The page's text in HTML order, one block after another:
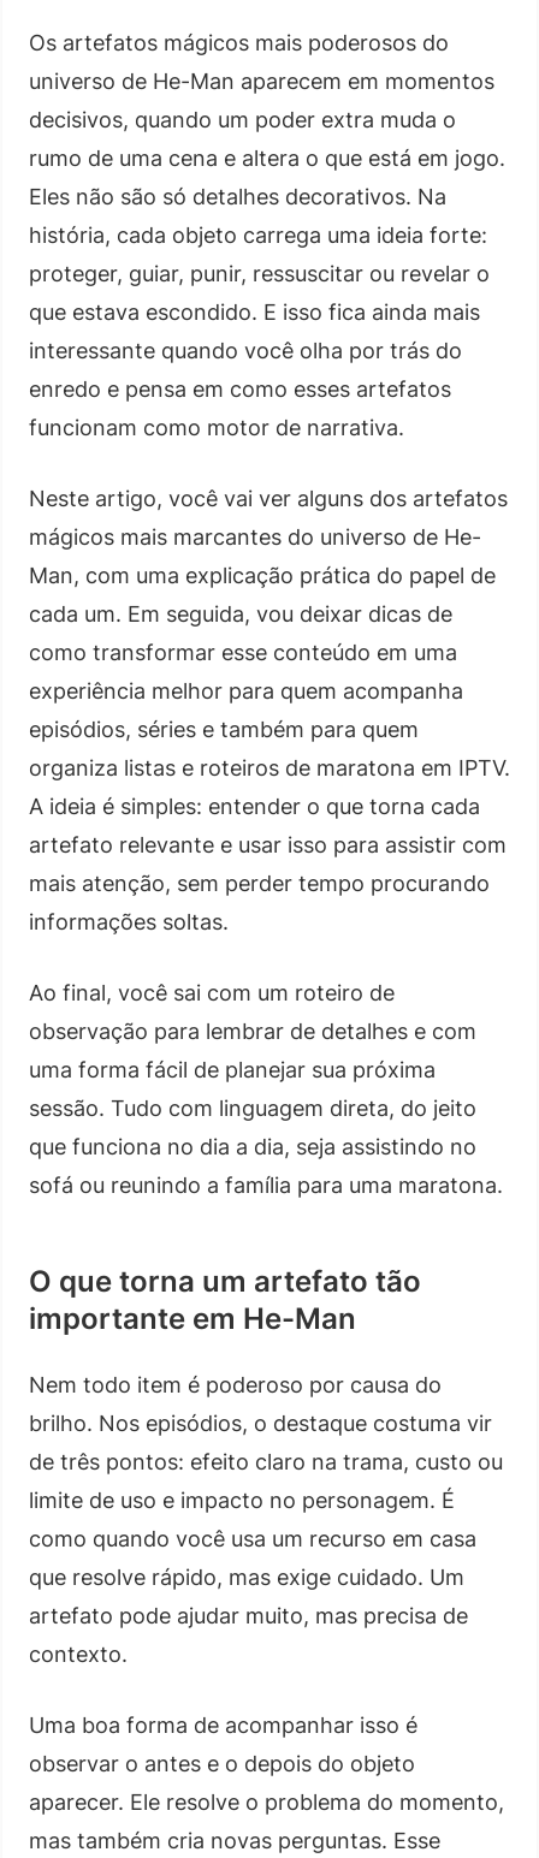
Os artefatos mágicos mais poderosos do
universo de He-Man aparecem em momentos
decisivos, quando um poder extra muda o
rumo de uma cena e altera o que está em jogo.
Eles não são só detalhes decorativos. Na
história, cada objeto carrega uma ideia forte:
proteger, guiar, punir, ressuscitar ou revelar o
que estava escondido. E isso fica ainda mais
interessante quando você olha por trás do
enredo e pensa em como esses artefatos
funcionam como motor de narrativa.
Neste artigo, você vai ver alguns dos artefatos
mágicos mais marcantes do universo de He-
Man, com uma explicação prática do papel de
cada um. Em seguida, vou deixar dicas de
como transformar esse conteúdo em uma
experiência melhor para quem acompanha
episódios, séries e também para quem
organiza listas e roteiros de maratona em IPTV.
A ideia é simples: entender o que torna cada
artefato relevante e usar isso para assistir com
mais atenção, sem perder tempo procurando
informações soltas.
Ao final, você sai com um roteiro de
observação para lembrar de detalhes e com
uma forma fácil de planejar sua próxima
sessão. Tudo com linguagem direta, do jeito
que funciona no dia a dia, seja assistindo no
sofá ou reunindo a família para uma maratona.
O que torna um artefato tão
importante em He-Man
Nem todo item é poderoso por causa do
brilho. Nos episódios, o destaque costuma vir
de três pontos: efeito claro na trama, custo ou
limite de uso e impacto no personagem. É
como quando você usa um recurso em casa
que resolve rápido, mas exige cuidado. Um
artefato pode ajudar muito, mas precisa de
contexto.
Uma boa forma de acompanhar isso é
observar o antes e o depois do objeto
aparecer. Ele resolve o problema do momento,
mas também cria novas perguntas. Esse